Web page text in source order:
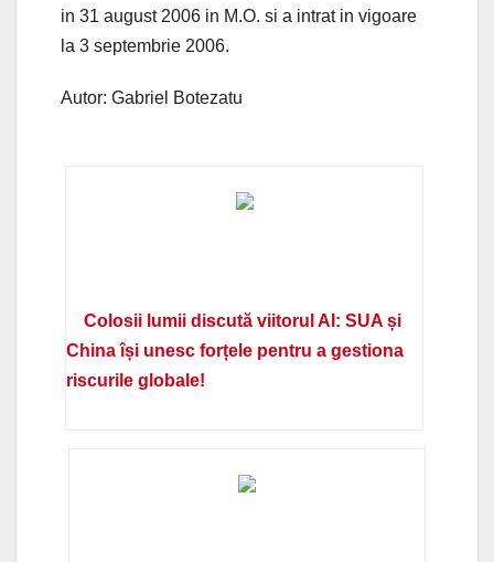
in 31 august 2006 in M.O. si a intrat in vigoare
la 3 septembrie 2006.
Autor: Gabriel Botezatu
Colosii lumii discută viitorul AI: SUA și
China își unesc forțele pentru a gestiona
riscurile globale!